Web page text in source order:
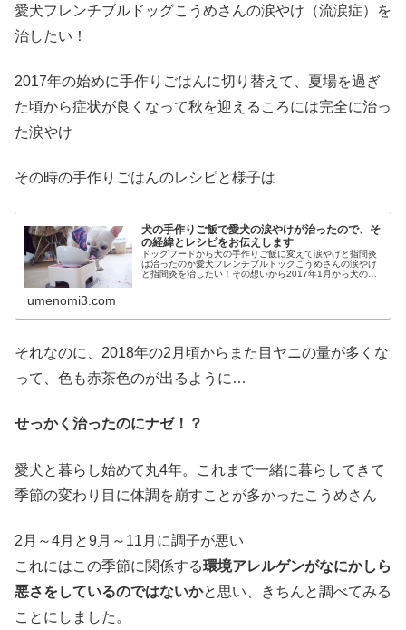
愛犬フレンチブルドッグこうめさんの涙やけ（流涙症）を
治したい！
2017年の始めに手作りごはんに切り替えて、夏場を過ぎ
た頃から症状が良くなって秋を迎えるころには完全に治っ
た涙やけ
その時の手作りごはんのレシピと様子は
犬の手作りご飯で愛犬の涙やけが治ったので、そ
の経緯とレシピをお伝えします
ドッグフードから犬の手作りご飯に変えて涙やけと指間炎
は治ったのか愛犬フレンチブルドッグこうめさんの涙やけ
と指間炎を治したい！その想いから2017年1月から犬の手
umenomi3.com
それなのに、2018年の2月頃からまた目ヤニの量が多くな
って、色も赤茶色のが出るように…
せっかく治ったのにナゼ！？
愛犬と暮らし始めて丸4年。これまで一緒に暮らしてきて
季節の変わり目に体調を崩すことが多かったこうめさん
2月～4月と9月～11月に調子が悪い
これにはこの季節に関係する環境アレルゲンがなにかしら
悪さをしているのではないかと思い、きちんと調べてみる
ことにしました。